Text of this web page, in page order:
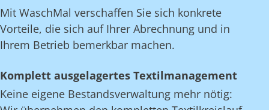
Mit WaschMal verschaffen Sie sich konkrete
Vorteile, die sich auf Ihrer Abrechnung und in
Ihrem Betrieb bemerkbar machen.
Komplett ausgelagertes Textilmanagement
Keine eigene Bestandsverwaltung mehr nötig: